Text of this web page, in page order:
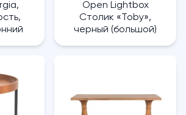
Open Lightbox
Столик «Toby»,
черный (большой)